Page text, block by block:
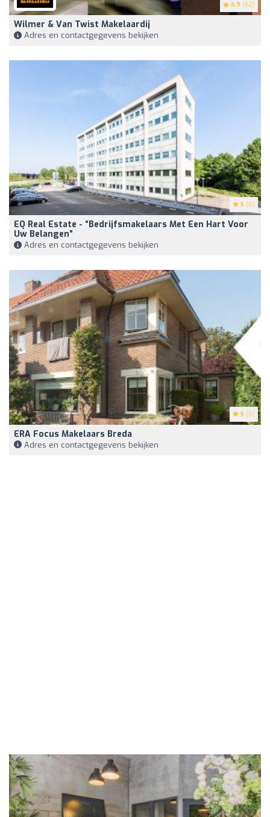
4.9 (62)
Wilmer & Van Twist Makelaardij
Adres en contactgegevens bekijken
5 (5)
EQ Real Estate - “Bedrijfsmakelaars Met Een Hart Voor
Uw Belangen”
Adres en contactgegevens bekijken
5 (5)
ERA Focus Makelaars Breda
Adres en contactgegevens bekijken